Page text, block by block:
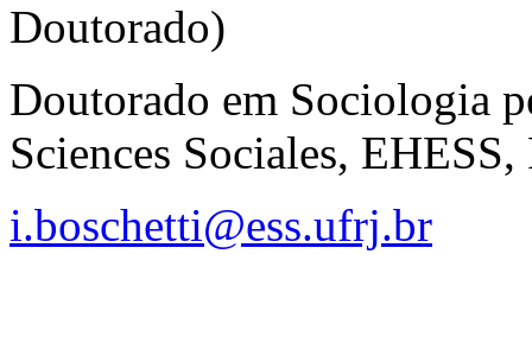
Doutorado)
Doutorado em Sociologia
Sciences Sociales,
i.boschetti@ess.ufrj.br